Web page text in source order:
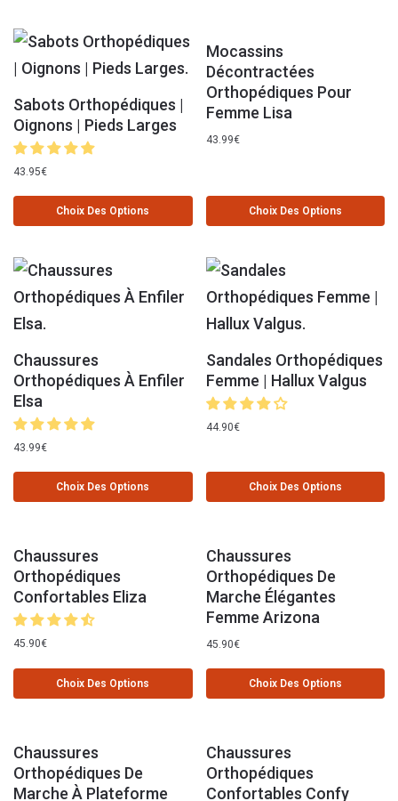
Sabots Orthopédiques |
Oignons | Pieds Larges
43.95€
Choix Des Options
Mocassins
Décontractées
Orthopédiques Pour
Femme Lisa
43.99€
Choix Des Options
Chaussures
Orthopédiques À Enfiler
Elsa
43.99€
Choix Des Options
Sandales Orthopédiques
Femme | Hallux Valgus
44.90€
Choix Des Options
Chaussures
Orthopédiques
Confortables Eliza
45.90€
Choix Des Options
Chaussures
Orthopédiques De
Marche Élégantes
Femme Arizona
45.90€
Choix Des Options
Chaussures
Orthopédiques De
Marche À Plateforme
Chaussures
Orthopédiques
Confortables Confy